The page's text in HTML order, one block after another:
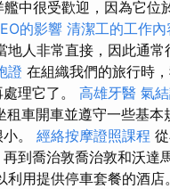
中很受歡迎，因為它位
的影響 清潔工的工作
人非常直接，因此通常
證 在組織我們的旅行時
理它了。 高雄牙醫 氣
租車開車並遵守一些基本
。 經絡按摩證照課程
到喬治敦喬治敦和沃達
用提供停車套餐的酒